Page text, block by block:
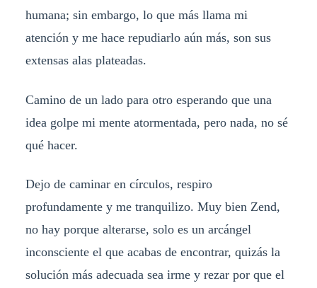
humana; sin embargo, lo que más llama mi
atención y me hace repudiarlo aún más, son sus
extensas alas plateadas.
Camino de un lado para otro esperando que una
idea golpe mi mente atormentada, pero nada, no sé
qué hacer.
Dejo de caminar en círculos, respiro
profundamente y me tranquilizo. Muy bien Zend,
no hay porque alterarse, solo es un arcángel
inconsciente el que acabas de encontrar, quizás la
solución más adecuada sea irme y rezar por que el